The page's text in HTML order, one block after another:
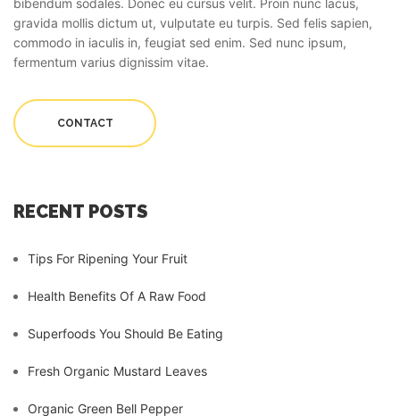
bibendum sodales. Donec eu cursus velit. Proin nunc lacus,
gravida mollis dictum ut, vulputate eu turpis. Sed felis sapien,
commodo in iaculis in, feugiat sed enim. Sed nunc ipsum,
fermentum varius dignissim vitae.
CONTACT
RECENT POSTS
Tips For Ripening Your Fruit
Health Benefits Of A Raw Food
Superfoods You Should Be Eating
Fresh Organic Mustard Leaves
Organic Green Bell Pepper